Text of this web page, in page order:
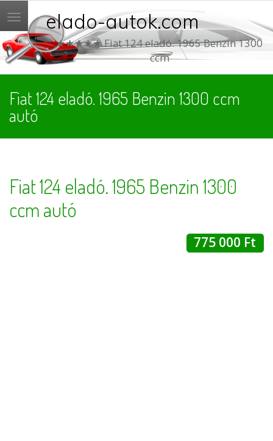
Menü elado-autok.com
★★★★★ Fiat 124 eladó. 1965 Benzin 1300
ccm
Fiat 124 eladó. 1965 Benzin 1300 ccm
autó
Fiat 124 eladó. 1965 Benzin 1300
ccm autó
775 000 Ft